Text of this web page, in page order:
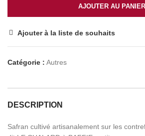
AJOUTER AU PANIER
Ajouter à la liste de souhaits
Catégorie : Autres
DESCRIPTION
Safran cultivé artisanalement sur les